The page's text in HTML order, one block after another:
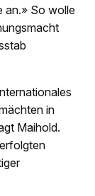
an.» So wolle
in
Maihold.